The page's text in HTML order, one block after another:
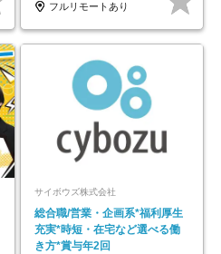
フルリモートあり
サイボウズ株式会社
総合職/営業・企画系*福利厚生
充実*時短・在宅など選べる働
き方*賞与年2回